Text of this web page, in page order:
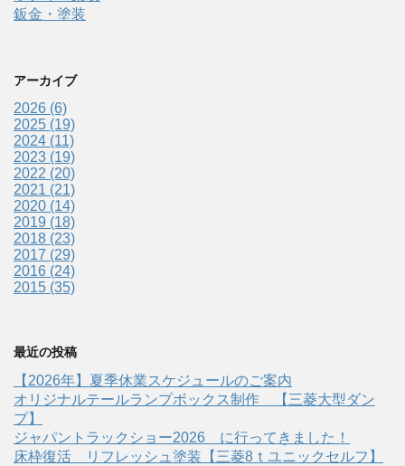
鈑金・塗装
アーカイブ
2026 (6)
2025 (19)
2024 (11)
2023 (19)
2022 (20)
2021 (21)
2020 (14)
2019 (18)
2018 (23)
2017 (29)
2016 (24)
2015 (35)
最近の投稿
【2026年】夏季休業スケジュールのご案内
オリジナルテールランプボックス制作 【三菱大型ダン
プ】
ジャパントラックショー2026 に行ってきました！
床枠復活 リフレッシュ塗装【三菱8ｔユニックセルフ】